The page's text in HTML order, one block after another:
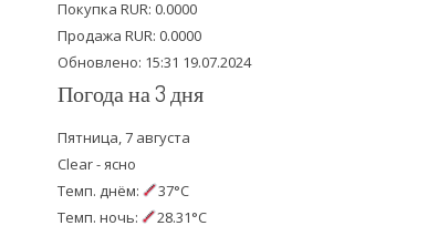
k
Покупка RUR: 0.0000
Продажа RUR: 0.0000
Обновлено: 15:31 19.07.2024
Погода на 3 дня
Пятница, 7 августа
Clear - ясно
Темп. днём:
37°C
Темп. ночь:
28.31°C